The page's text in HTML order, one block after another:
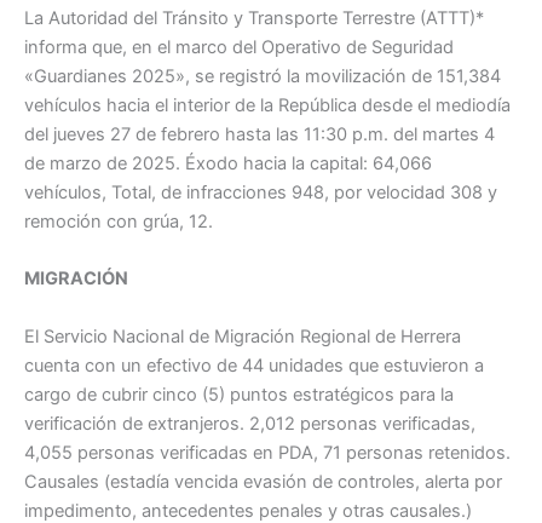
La Autoridad del Tránsito y Transporte Terrestre (ATTT)*
informa que, en el marco del Operativo de Seguridad
«Guardianes 2025», se registró la movilización de 151,384
vehículos hacia el interior de la República desde el mediodía
del jueves 27 de febrero hasta las 11:30 p.m. del martes 4
de marzo de 2025. Éxodo hacia la capital: 64,066
vehículos, Total, de infracciones 948, por velocidad 308 y
remoción con grúa, 12.
MIGRACIÓN
El Servicio Nacional de Migración Regional de Herrera
cuenta con un efectivo de 44 unidades que estuvieron a
cargo de cubrir cinco (5) puntos estratégicos para la
verificación de extranjeros. 2,012 personas verificadas,
4,055 personas verificadas en PDA, 71 personas retenidos.
Causales (estadía vencida evasión de controles, alerta por
impedimento, antecedentes penales y otras causales.)